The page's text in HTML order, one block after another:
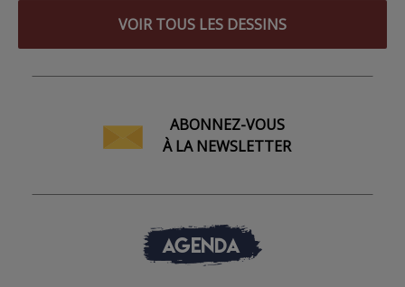
VOIR TOUS LES DESSINS
ABONNEZ-VOUS
À LA NEWSLETTER
AGENDA